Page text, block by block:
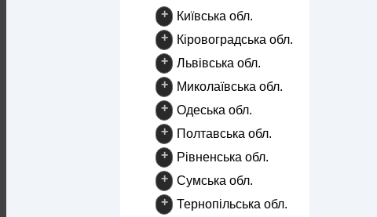
+
Київська обл.
+
Кіровоградська обл.
+
Львівська обл.
+
Миколаївська обл.
+
Одеська обл.
+
Полтавська обл.
+
Рівненська обл.
+
Сумська обл.
+
Тернопільська обл.